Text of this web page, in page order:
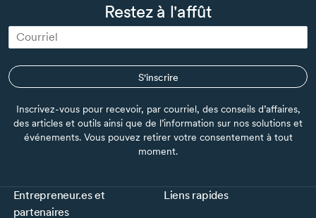
Restez à l'affût
S'inscrire
Inscrivez-vous pour recevoir, par courriel, des conseils d’affaires,
des articles et outils ainsi que de l’information sur nos solutions et
événements. Vous pouvez retirer votre consentement à tout
moment.
Entrepreneur.es et
partenaires
Liens rapides